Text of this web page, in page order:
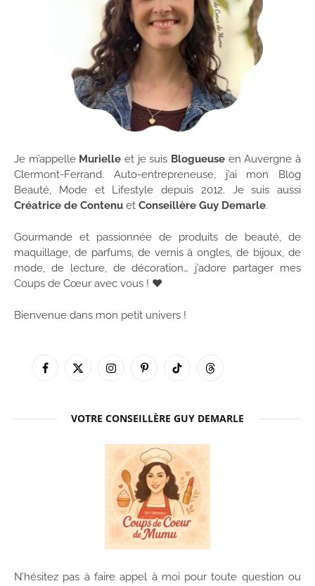
Je m’appelle Murielle et je suis Blogueuse en Auvergne à
Clermont-Ferrand. Auto-entrepreneuse, j’ai mon Blog
Beauté, Mode et Lifestyle depuis 2012. Je suis aussi
Créatrice de Contenu et Conseillère Guy Demarle.
Gourmande et passionnée de produits de beauté, de
maquillage, de parfums, de vernis à ongles, de bijoux, de
mode, de lecture, de décoration… j’adore partager mes
Coups de Cœur avec vous ! ♥
Bienvenue dans mon petit univers !
Facebook
X
InstagramPinterestTikTok Threads
VOTRE CONSEILLÈRE GUY DEMARLE
N’hésitez pas à faire appel à moi pour toute question ou